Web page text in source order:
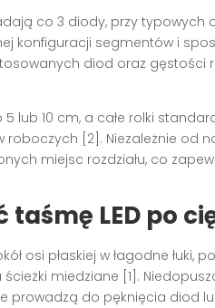
co 3 diody, przy typowych
konfiguracji segmentów i
diod oraz gęstości
lub 10 cm, a całe rolki
[2]. Niezależnie od
miejsc rozdziału, co
LED po
osi płaskiej w łagodne łuki,
miedziane [1].
prowadzą do pęknięcia diod